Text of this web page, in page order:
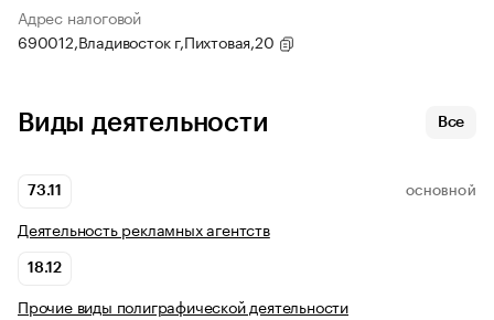
Адрес налоговой
690012,Владивосток г,Пихтовая,20
Виды деятельности Все
73.11 ОСНОВНОЙ
Деятельность рекламных агентств
18.12
Прочие виды полиграфической деятельности